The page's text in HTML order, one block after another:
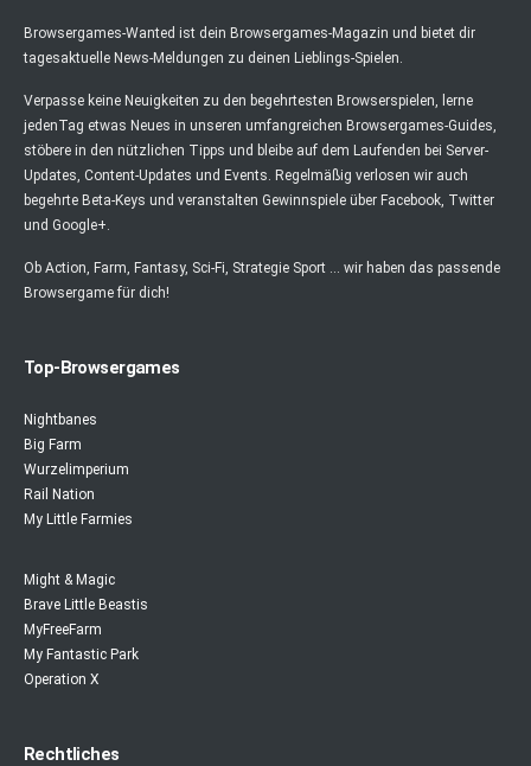
Browsergames-Wanted ist dein Browsergames-Magazin und bietet dir
tagesaktuelle News-Meldungen zu deinen Lieblings-Spielen.
Verpasse keine Neuigkeiten zu den begehrtesten Browserspielen, lerne
jedenTag etwas Neues in unseren umfangreichen Browsergames-Guides,
stöbere in den nützlichen Tipps und bleibe auf dem Laufenden bei Server-
Updates, Content-Updates und Events. Regelmäßig verlosen wir auch
begehrte Beta-Keys und veranstalten Gewinnspiele über Facebook, Twitter
und Google+.
Ob Action, Farm, Fantasy, Sci-Fi, Strategie Sport ... wir haben das passende
Browsergame für dich!
Top-Browsergames
Nightbanes
Big Farm
Wurzelimperium
Rail Nation
My Little Farmies
Might & Magic
Brave Little Beastis
MyFreeFarm
My Fantastic Park
Operation X
Rechtliches